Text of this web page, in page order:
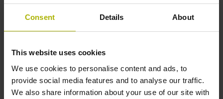
Consent Details About
This website uses cookies
We use cookies to personalise content and ads, to
provide social media features and to analyse our traffic.
We also share information about your use of our site with